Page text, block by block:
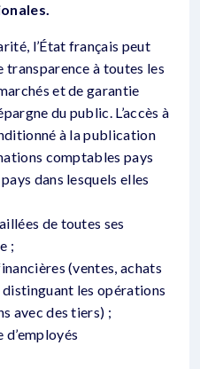
l’État français peut
transparence à toutes les
et de garantie
du public. L’accès à
à la publication
comptables pays
dans lesquels elles
de toutes ses
;
(ventes, achats
les opérations
avec des tiers) ;